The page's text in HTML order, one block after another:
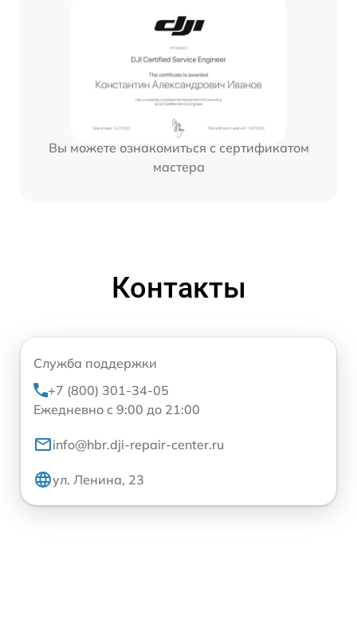
Вы можете ознакомиться с сертификатом
мастера
Контакты
Служба поддержки
+7 (800) 301-34-05
Ежедневно с 9:00 до 21:00
info@hbr.dji-repair-center.ru
ул. Ленина, 23